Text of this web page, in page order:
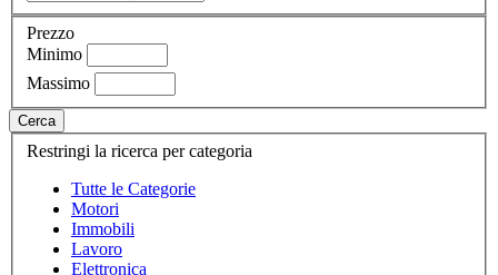
Prezzo
Minimo
Massimo
Cerca
Restringi la ricerca per categoria
Tutte le Categorie
Motori
Immobili
Lavoro
Elettronica